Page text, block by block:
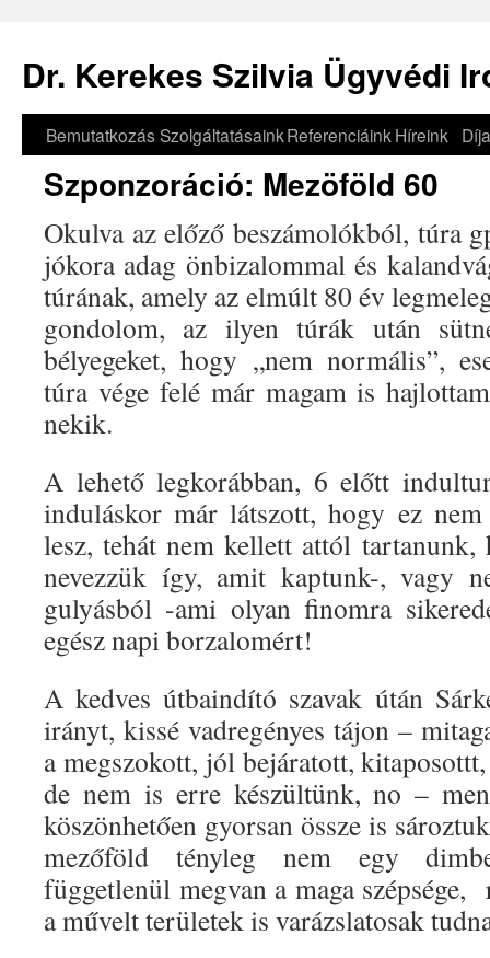
Dr. Kerekes Szilvia Ügyvédi
Bemutatkozás SzolgáltatásainkReferenciáink Híreink
Szponzoráció: Mezöföld 60
Okulva az előző beszámolókból, túra
jókora adag önbizalommal és
túrának, amely az elmúlt 80 év
gondolom, az ilyen túrák után
bélyegeket, hogy „nem normális”,
túra vége felé már magam is
nekik.
A lehető legkorábban, 6 előtt
induláskor már látszott, hogy ez nem
lesz, tehát nem kellett attól
nevezzük így, amit kaptunk-, vagy
gulyásból -ami olyan finomra
egész napi borzalomért!
A kedves útbaindító szavak útán
irányt, kissé vadregényes tájon –
a megszokott, jól bejáratott,
de nem is erre készültünk, no –
köszönhetően gyorsan össze is
mezőföld tényleg nem egy
függetlenül megvan a maga szépsége,
a művelt területek is varázslatosak